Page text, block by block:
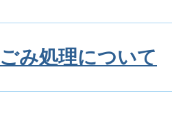
み処理について